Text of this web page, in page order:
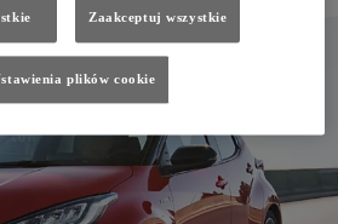
Zaakceptuj wszystkie
plików cookie